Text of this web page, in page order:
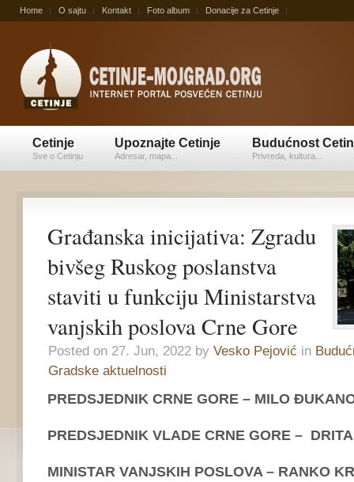
Home O sajtu Kontakt Foto album Donacije za Cetinje
Cetinje
Sve o Cetinju
Upoznajte Cetinje
Adresar, mapa...
Budućnost
Privreda, kultura...
Građanska inicijativa: Zgradu
bivšeg Ruskog poslanstva
staviti u funkciju Ministarstva
vanjskih poslova Crne Gore
Posted on 27. Jun, 2022 by Vesko Pejović in
Gradske aktuelnosti
PREDSJEDNIK CRNE GORE – MILO
PREDSJEDNIK VLADE CRNE GORE –
MINISTAR VANJSKIH POSLOVA – RANKO